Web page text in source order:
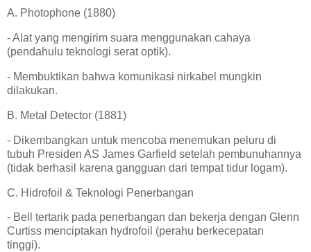
A. Photophone (1880)
- Alat yang mengirim suara menggunakan cahaya
(pendahulu teknologi serat optik).
- Membuktikan bahwa komunikasi nirkabel mungkin
dilakukan.
B. Metal Detector (1881)
- Dikembangkan untuk mencoba menemukan peluru di
tubuh Presiden AS James Garfield setelah pembunuhannya
(tidak berhasil karena gangguan dari tempat tidur logam).
C. Hidrofoil & Teknologi Penerbangan
- Bell tertarik pada penerbangan dan bekerja dengan Glenn
Curtiss menciptakan hydrofoil (perahu berkecepatan
tinggi).